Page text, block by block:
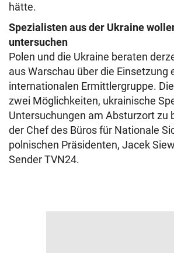
hätte.
Spezialisten aus der Ukraine
untersuchen
Polen und die Ukraine beraten
aus Warschau über die Einsetzung
internationalen Ermittlergruppe.
zwei Möglichkeiten, ukrainische
Untersuchungen am Absturzort zu
der Chef des Büros für Nationale
polnischen Präsidenten, Jacek
Sender TVN24.